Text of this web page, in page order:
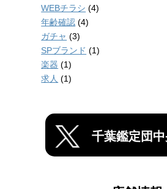
WEBチラシ (4)
年齢確認 (4)
ガチャ (3)
SPブランド (1)
楽器 (1)
求人 (1)
千葉鑑定団